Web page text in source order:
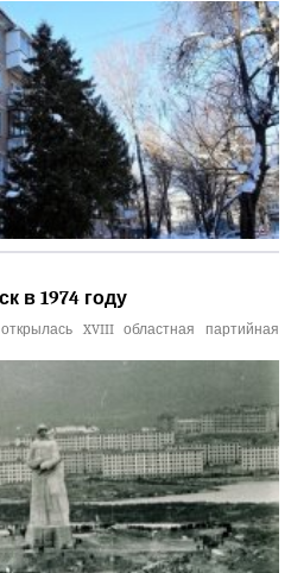
в 1974 году
XVIII областная партийная